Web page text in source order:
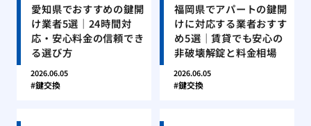
愛知県でおすすめの鍵開
け業者5選｜24時間対
応・安心料金の信頼でき
る選び方
2026.06.05
鍵交換
福岡県でアパートの鍵開
けに対応する業者おすす
め5選｜賃貸でも安心の
非破壊解錠と料金相場
2026.06.05
鍵交換